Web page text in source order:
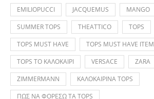
EMILIOPUCCI
JACQUEMUS MANGO
SUMMER TOPS
THEATTICO
TOPS
TOPS MUST HAVE
TOPS MUST HAVE ITEM
TOPS ΤΟ ΚΑΛΟΚΑΙΡΙ
VERSACE
ZARA
ZIMMERMANN
ΚΑΛΟΚΑΙΡΙΝΑ TOPS
ΠΩΣ ΝΑ ΦΟΡΕΣΩ ΤΑ TOPS